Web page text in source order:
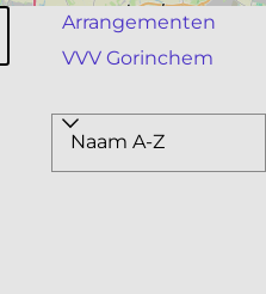
Arrangementen
VVV Gorinchem